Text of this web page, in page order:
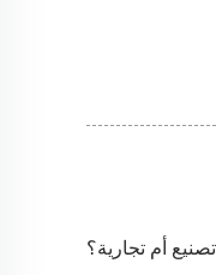
أم تجارية؟